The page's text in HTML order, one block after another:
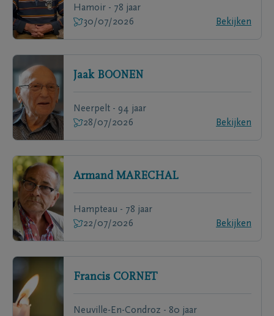
Hamoir - 78 jaar
30/07/2026
Bekijken
Jaak BOONEN
Neerpelt - 94 jaar
28/07/2026
Bekijken
Armand MARECHAL
Hampteau - 78 jaar
22/07/2026
Bekijken
Francis CORNET
Neuville-En-Condroz - 80 jaar